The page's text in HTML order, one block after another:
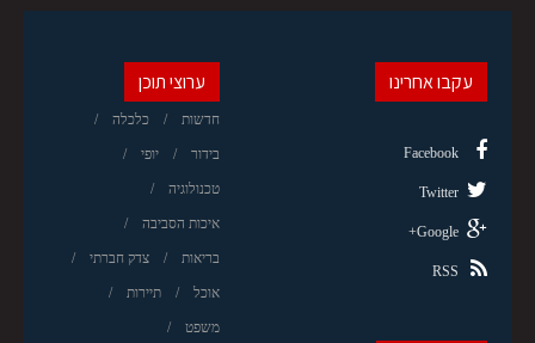
ערוצי תוכן
חדשות כלכלה
בידור יופי
טכנולוגיה
איכות הסביבה
בריאות צדק חברתי
אוכל תיירות
משפט
עקבו אחרינו
Facebook
Twitter
Google+
RSS